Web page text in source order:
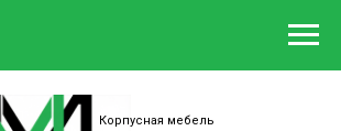
Корпусная мебель